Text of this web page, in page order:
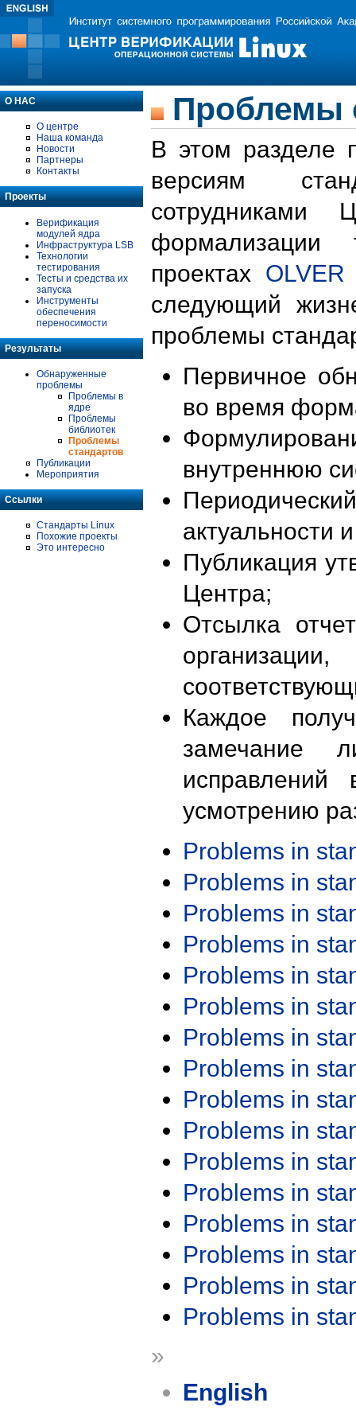
О НАС
О центре
Наша команда
Новости
Партнеры
Контакты
Проекты
Верификация
модулей ядра
Инфраструктура LSB
Технологии
тестирования
Тесты и средства их
запуска
Инструменты
обеспечения
переносимости
Результаты
Обнаруженные
проблемы
Проблемы в
ядре
Проблемы
библиотек
Проблемы
стандартов
Публикации
Мероприятия
Ссылки
Стандарты Linux
Похожие проекты
Это интересно
Проблемы
В этом разделе
версиям
формализации
проектах OLVER
следующий
проблемы
Первичное
во время
внутреннюю
актуальности
Публикация
Центра;
Отсылка
Каждое
замечание
исправлений
усмотрению
Problems in
Problems in
Problems in
Problems in
Problems in
Problems in
Problems in
Problems in
Problems in
Problems in
Problems in
Problems in
Problems in
Problems in
Problems in
Problems in
»
English